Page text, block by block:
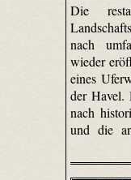
Die
nach
wieder
eines
der Havel.
nach
und die